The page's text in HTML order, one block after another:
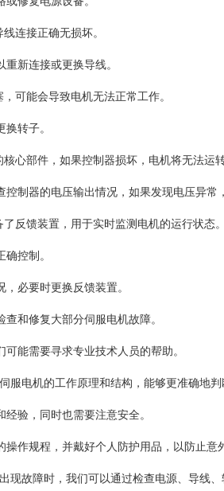
连接正确无损坏。
新连接或更换导线。
可能会导致电机无法正常工作。
转子。
心部件，如果控制器损坏，电机将无法运转
制器的电压输出情况，如果发现电压异常
反馈装置，用于实时监测电机的运行状态。
控制。
必要时更换反馈装置。
和修复大部分伺服电机故障。
能需要寻求专业技术人员的帮助。
服电机的工作原理和结构，能够更准确地
验，同时也需要注意安全。
作规程，并戴好个人防护用品，以防止意
现故障时，我们可以通过检查电源、导线